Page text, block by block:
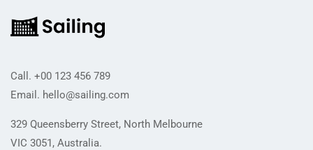
Call. +00 123 456 789
Email. hello@sailing.com
329 Queensberry Street, North Melbourne
VIC 3051, Australia.